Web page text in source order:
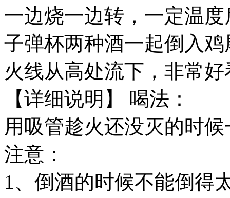
一边烧一边转，一定温
子弹杯两种酒一起倒入
火线从高处流下，非常好
【详细说明】 喝法：
用吸管趁火还没灭的时
注意：
1、倒酒的时候不能倒得